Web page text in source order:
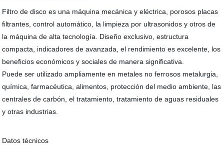
Filtro de disco es una máquina mecánica y eléctrica, porosos placas
filtrantes, control automático, la limpieza por ultrasonidos y otros de
la máquina de alta tecnología. Diseño exclusivo, estructura
compacta, indicadores de avanzada, el rendimiento es excelente, los
beneficios económicos y sociales de manera significativa.
Puede ser utilizado ampliamente en metales no ferrosos metalurgia,
química, farmacéutica, alimentos, protección del medio ambiente, las
centrales de carbón, el tratamiento, tratamiento de aguas residuales
y otras industrias.
Datos técnicos